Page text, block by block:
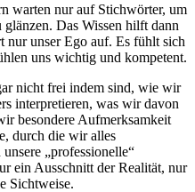
warten nur auf Stichwörter, um
Das Wissen hilft dann
nur unser Ego auf. Es fühlt sich
uns wichtig und kompetent.
nicht frei indem sind, wie wir
interpretieren, was wir davon
besondere Aufmerksamkeit
durch die wir alles
„professionelle“
ein Ausschnitt der Realität, nur
Sichtweise.